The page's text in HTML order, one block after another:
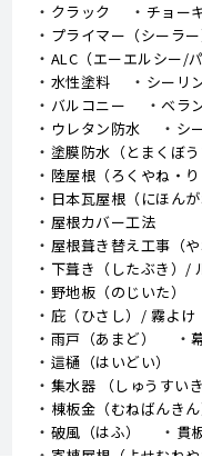
クラック チョー
プライマー（シーラー
ALC（エーエルシー/
水性塗料
シーリ
バルコニー
ベラ
ウレタン防水
シ
塗膜防水（とまくぼう
陸屋根（ろくやね・り
日本瓦屋根（にほんが
屋根カバー工法
屋根葺き替え工事（
下葺き（したぶき）/
野地板（のじいた）
庇（ひさし）/ 霧よけ
雨戸（あまど）
這樋（はいどい）
集水器 （しゅうすい
棟板金（むねばんきん
破風（はふ）
貫
寄棟屋根（よせむねや